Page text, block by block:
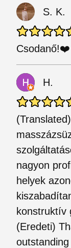
S. K.
Csodanő!❤️
H.
nagyon
helyek
konstruktív
(Eredeti)